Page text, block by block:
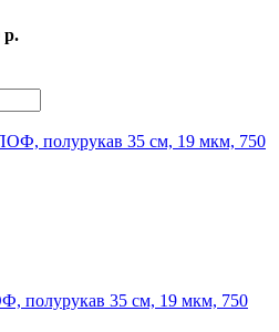
р.
полурукав 35 см, 19 мкм, 750